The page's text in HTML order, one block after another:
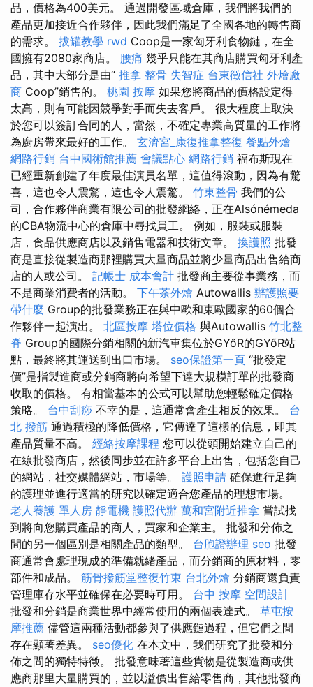
品，價格為400美元。 通過開發區域倉庫，我們將我們的
產品更加接近合作夥伴，因此我們滿足了全國各地的轉售商
的需求。 拔罐教學 rwd Coop是一家匈牙利食物鏈，在全
國擁有2080家商店。 腰痛 幾乎只能在其商店購買匈牙利產
品，其中大部分是由“ 推拿 整骨 失智症 台東徵信社 外燴廠
商 Coop”銷售的。 桃園 按摩 如果您將商品的價格設定得
太高，則有可能因競爭對手而失去客戶。 很大程度上取決
於您可以簽訂合同的人，當然，不確定專業高質量的工作將
為廚房帶來最好的工作。 玄濟宮_康復推拿整復 餐點外燴
網路行銷 台中國術館推薦 會議點心 網路行銷 福布斯現在
已經重新創建了年度最佳演員名單，這值得滾動，因為有驚
喜，這也令人震驚，這也令人震驚。 竹東整骨 我們的公
司，合作夥伴商業有限公司的批發網絡，正在Alsónémeda
的CBA物流中心的倉庫中尋找員工。 例如，服裝或服裝
店，食品供應商店以及銷售電器和技術文章。 換護照 批發
商是直接從製造商那裡購買大量商品並將少量商品出售給商
店的人或公司。 記帳士 成本會計 批發商主要從事業務，而
不是商業消費者的活動。 下午茶外燴 Autowallis 辦護照要
帶什麼 Group的批發業務正在與中歐和東歐國家的60個合
作夥伴一起演出。 北區按摩 塔位價格 與Autowallis 竹北整
脊 Group的國際分銷相關的新汽車集位於GYőR的GYőR站
點，最終將其運送到出口市場。 seo保證第一頁 “批發定
價”是指製造商或分銷商將向希望下達大規模訂單的批發商
收取的價格。 有相當基本的公式可以幫助您輕鬆確定價格
策略。 台中刮痧 不幸的是，這通常會產生相反的效果。 台
北 撥筋 通過積極的降低價格，它傳達了這樣的信息，即其
產品質量不高。 經絡按摩課程 您可以從頭開始建立自己的
在線批發商店，然後同步並在許多平台上出售，包括您自己
的網站，社交媒體網站，市場等。 護照申請 確保進行足夠
的護理並進行適當的研究以確定適合您產品的理想市場。
老人養護 單人房 靜電機 護照代辦 萬和宮附近推拿 嘗試找
到將向您購買產品的商人，買家和企業主。 批發和分佈之
間的另一個區別是相關產品的類型。 台胞證辦理 seo 批發
商通常會處理現成的準備就緒產品，而分銷商的原材料，零
部件和成品。 筋骨撥筋堂整復竹東 台北外燴 分銷商還負責
管理庫存水平並確保在必要時可用。 台中 按摩 空間設計
批發和分銷是商業世界中經常使用的兩個表達式。 草屯按
摩推薦 儘管這兩種活動都參與了供應鏈過程，但它們之間
存在顯著差異。 seo優化 在本文中，我們研究了批發和分
佈之間的獨特特徵。 批發意味著這些貨物是從製造商或供
應商那里大量購買的，並以溢價出售給零售商，其他批發商